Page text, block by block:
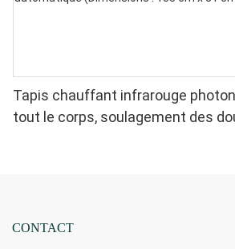
Tapis chauffant infrarouge
tout le corps, soulagement des
mémoire, arrêt automatique
CONTACT